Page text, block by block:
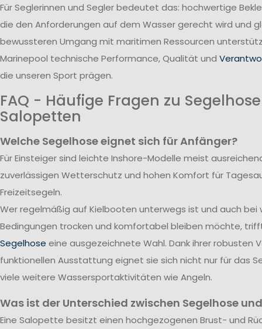
Für Seglerinnen und Segler bedeutet das: hochwertige
die den Anforderungen auf dem Wasser gerecht wird und
bewussteren Umgang mit maritimen Ressourcen
Marinepool technische Performance, Qualität und
die unseren Sport prägen.
FAQ - Häufige Fragen zu
Salopetten
Welche Segelhose eignet sich für Anfänger?
Für Einsteiger sind leichte Inshore-Modelle meist
zuverlässigen Wetterschutz und hohen Komfort für
Freizeitsegeln.
Wer regelmäßig auf Kielbooten unterwegs ist und auch bei
Bedingungen trocken und komfortabel bleiben möchte,
Segelhose eine ausgezeichnete Wahl. Dank ihrer robusten
funktionellen Ausstattung eignet sie sich nicht nur für das
viele weitere Wassersportaktivitäten wie Angeln.
Was ist der Unterschied zwischen Segelhose
Eine Salopette besitzt einen hochgezogenen Brust- und